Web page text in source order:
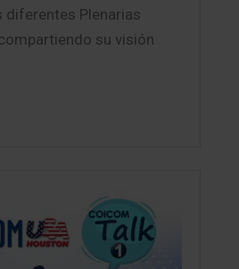
diferentes Plenarias
su visión